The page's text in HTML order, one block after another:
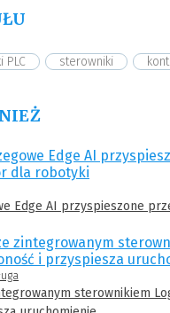
PLC sterowniki
Edge AI przyspieszone
sterownikiem